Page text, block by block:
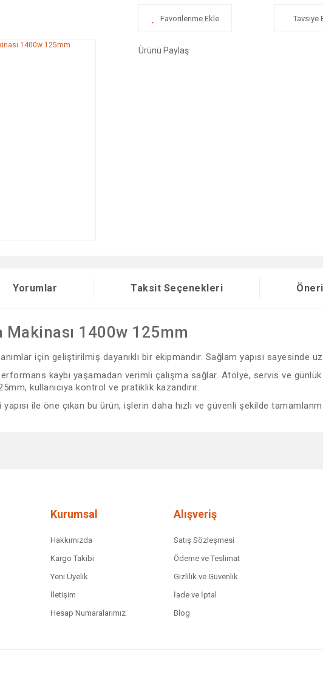
Tavsiye
Ürünü Paylaş
Yorumlar Taksit Seçenekleri
Makinası 1400w 125mm
için geliştirilmiş dayanıklı bir ekipmandır. Sağlam yapısı sayesinde
kaybı yaşamadan verimli çalışma sağlar. Atölye, servis ve
kullanıcıya kontrol ve pratiklik kazandırır.
yapısı ile öne çıkan bu ürün, işlerin daha hızlı ve güvenli şekilde
olmalı.
Kurumsal
Hakkımızda
Kargo Takibi
Yeni Üyelik
İletişim
Hesap Numaralarımız
Alışveriş
Satış Sözleşmesi
Ödeme ve Teslimat
Gizlilik ve Güvenlik
İade ve İptal
Blog